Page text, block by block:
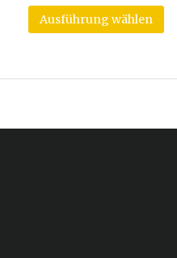
Ausführung wählen